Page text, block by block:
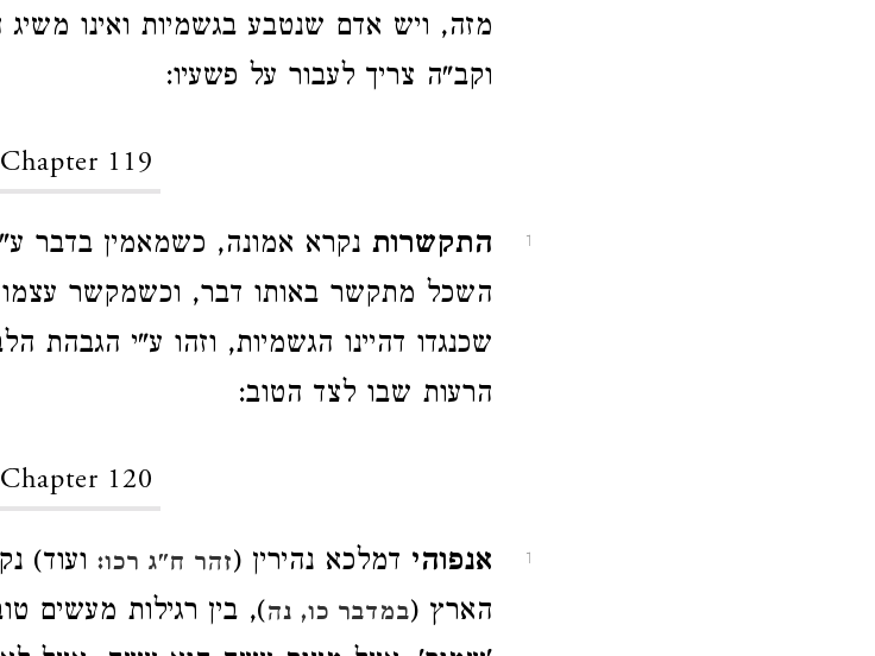
מזה, ויש אדם שנטבע בגשמיות ואינו
וקב"ה צריך לעבור על פשעיו:
Chapter 119
1 התקשרות נקרא אמונה, כשמאמין בדבר
השכל מתקשר באותו דבר, וכשמקשר
שכנגדו דהיינו הגשמיות, וזהו ע"י הגבהת
הרעות שבו לצד הטוב:
Chapter 120
1 אנפוהי דמלכא נהירין (זהר ח"ג רכו: ועוד)
הארץ (במדבר כו, נה), בין רגילות מעשים